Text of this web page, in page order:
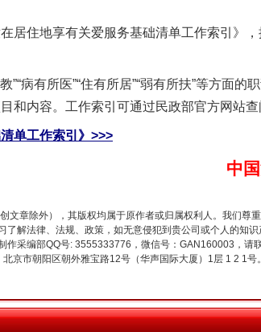
住地享有关爱服务基础清单工作索引》，
病有所医”“住有所居”“弱有所扶”等方面的
和内容。工作索引可通过民政部官方网站查
单工作索引》>>>
中
文章除外），其版权均属于原作者或归属权利人。我们尊
解法律、法规、政策，如无意侵犯到贵公司或个人的知
作采编部QQ号: 3555333776，微信号：GAN160003，请
京市朝阳区朝外雅宝路12号（华声国际大厦）1层 1 2 1
谢谢有你温暖了四季
今年投资意愿榜揭晓